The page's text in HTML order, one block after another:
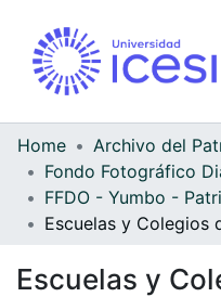
Home
Escuelas y